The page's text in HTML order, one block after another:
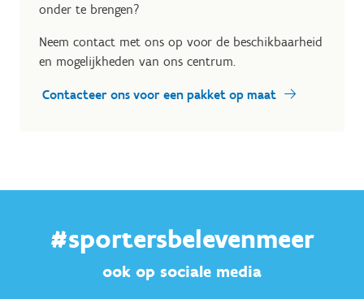
onder te brengen?
Neem contact met ons op voor de beschikbaarheid
en mogelijkheden van ons centrum.
Contacteer ons voor een pakket op maat
#sportersbelevenmeer
ook op sociale media